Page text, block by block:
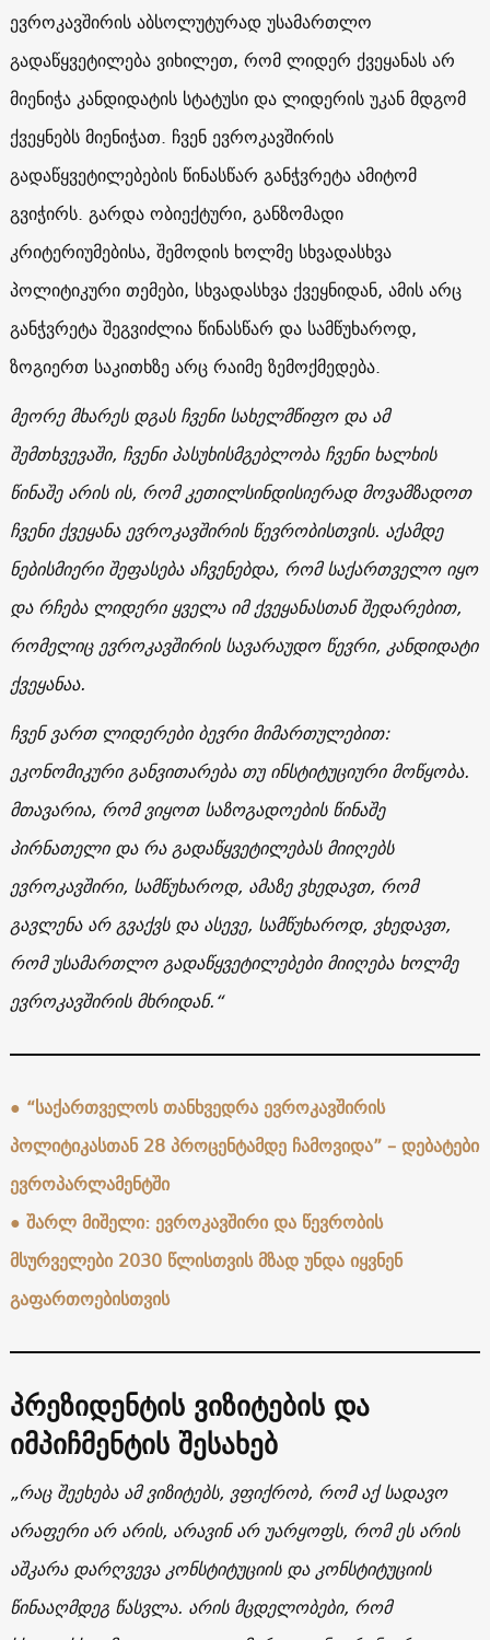
ევროკავშირის აბსოლუტურად უსამართლო
გადაწყვეტილება ვიხილეთ, რომ ლიდერ ქვეყანას არ
მიენიჭა კანდიდატის სტატუსი და ლიდერის უკან მდგომ
ქვეყნებს მიენიჭათ. ჩვენ ევროკავშირის
გადაწყვეტილებების წინასწარ განჭვრეტა ამიტომ
გვიჭირს. გარდა ობიექტური, განზომადი
კრიტერიუმებისა, შემოდის ხოლმე სხვადასხვა
პოლიტიკური თემები, სხვადასხვა ქვეყნიდან, ამის არც
განჭვრეტა შეგვიძლია წინასწარ და სამწუხაროდ,
ზოგიერთ საკითხზე არც რაიმე ზემოქმედება.
მეორე მხარეს დგას ჩვენი სახელმწიფო და ამ
შემთხვევაში, ჩვენი პასუხისმგებლობა ჩვენი ხალხის
წინაშე არის ის, რომ კეთილსინდისიერად მოვამზადოთ
ჩვენი ქვეყანა ევროკავშირის წევრობისთვის. აქამდე
ნებისმიერი შეფასება აჩვენებდა, რომ საქართველო იყო
და რჩება ლიდერი ყველა იმ ქვეყანასთან შედარებით,
რომელიც ევროკავშირის სავარაუდო წევრი, კანდიდატი
ქვეყანაა.
ჩვენ ვართ ლიდერები ბევრი მიმართულებით:
ეკონომიკური განვითარება თუ ინსტიტუციური მოწყობა.
მთავარია, რომ ვიყოთ საზოგადოების წინაშე
პირნათელი და რა გადაწყვეტილებას მიიღებს
ევროკავშირი, სამწუხაროდ, ამაზე ვხედავთ, რომ
გავლენა არ გვაქვს და ასევე, სამწუხაროდ, ვხედავთ,
რომ უსამართლო გადაწყვეტილებები მიიღება ხოლმე
ევროკავშირის მხრიდან.“
● “საქართველოს თანხვედრა ევროკავშირის
პოლიტიკასთან 28 პროცენტამდე ჩამოვიდა” – დებატები
ევროპარლამენტში
● შარლ მიშელი: ევროკავშირი და წევრობის
მსურველები 2030 წლისთვის მზად უნდა იყვნენ
გაფართოებისთვის
პრეზიდენტის ვიზიტების და
იმპიჩმენტის შესახებ
„რაც შეეხება ამ ვიზიტებს, ვფიქრობ, რომ აქ სადავო
არაფერი არ არის, არავინ არ უარყოფს, რომ ეს არის
აშკარა დარღვევა კონსტიტუციის და კონსტიტუციის
წინააღმდეგ წასვლა. არის მცდელობები, რომ